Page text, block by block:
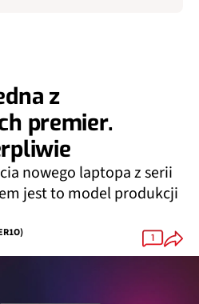
z
premier.
nowego laptopa z serii
jest to model produkcji
1